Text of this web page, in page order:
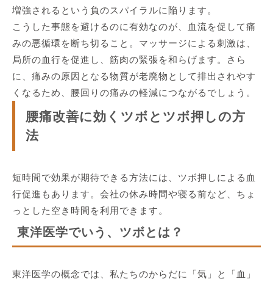
増強されるという負のスパイラルに陥ります。
こうした事態を避けるのに有効なのが、血流を促して痛
みの悪循環を断ち切ること。マッサージによる刺激は、
局所の血行を促進し、筋肉の緊張を和らげます。さら
に、痛みの原因となる物質が老廃物として排出されやす
くなるため、腰回りの痛みの軽減につながるでしょう。
腰痛改善に効くツボとツボ押しの方
法
短時間で効果が期待できる方法には、ツボ押しによる血
行促進もあります。会社の休み時間や寝る前など、ちょ
っとした空き時間を利用できます。
東洋医学でいう、ツボとは？
東洋医学の概念では、私たちのからだに「気」と「血」